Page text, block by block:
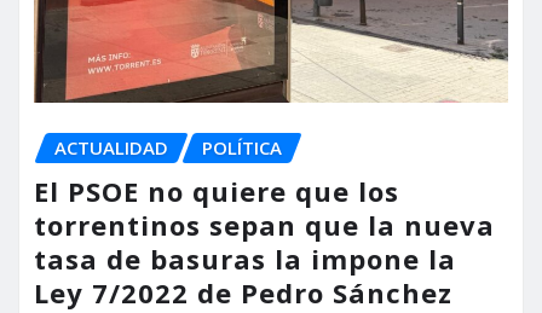
ACTUALIDAD POLÍTICA
El PSOE no quiere que los
torrentinos sepan que la nueva
tasa de basuras la impone la
Ley 7/2022 de Pedro Sánchez